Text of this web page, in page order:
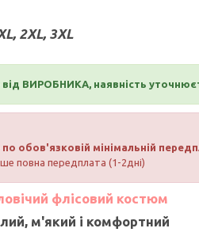
2XL, 3XL
від ВИРОБНИКА, наявність
по обов'язковій мінімальній
повна передплата (1-2дні)
флісовий костюм
м'який і комфортний